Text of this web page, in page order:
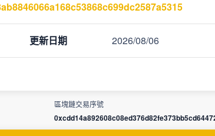
更新日期 2026/08/06
區塊鏈交易序號